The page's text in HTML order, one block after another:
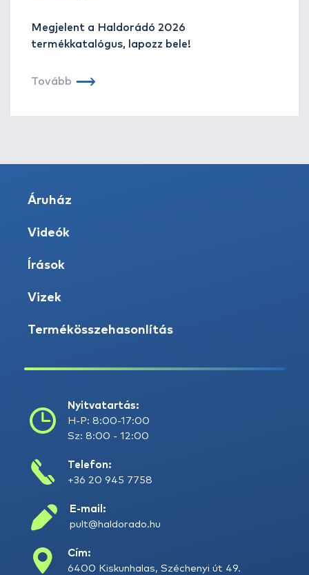
Megjelent a Haldorádó 2026
termékkatalógus, lapozz bele!
Tovább
Áruház
Videók
Írások
Vizek
Termékösszehasonlítás
Nyitvatartás:
H-P: 8:00-17:00
Sz: 8:00 - 12:00
Telefon:
+36 20 945 7758
E-mail:
pult@haldorado.hu
Cím:
6400 Kiskunhalas, Széchenyi út 49.